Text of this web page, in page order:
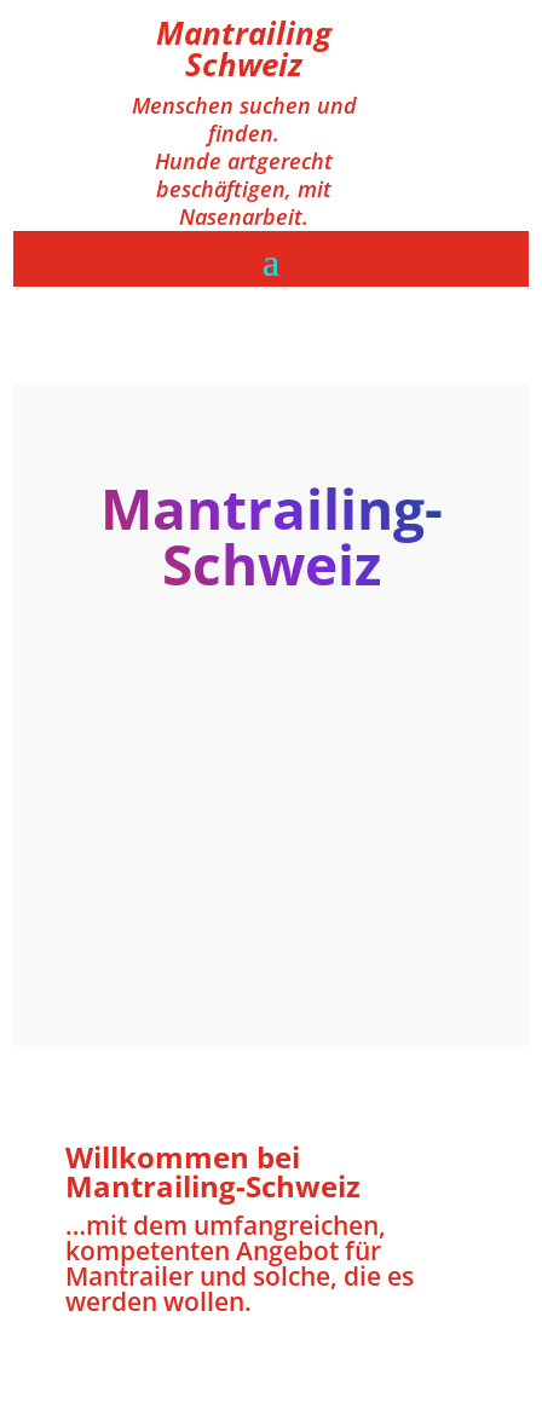
Mantrailing
Schweiz
Menschen suchen und
finden.
Hunde artgerecht
beschäftigen, mit
Nasenarbeit.
Mantrailing-
Schweiz
Willkommen bei
Mantrailing-Schweiz
…mit dem umfangreichen,
kompetenten Angebot für
Mantrailer und solche, die es
werden wollen.